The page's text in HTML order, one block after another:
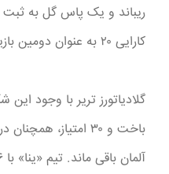
ریباند و یک پاس گل به ثبت
کارایی ۲۰ به عنوان دومین بازیکن برتر تیم خود انتخاب شود.